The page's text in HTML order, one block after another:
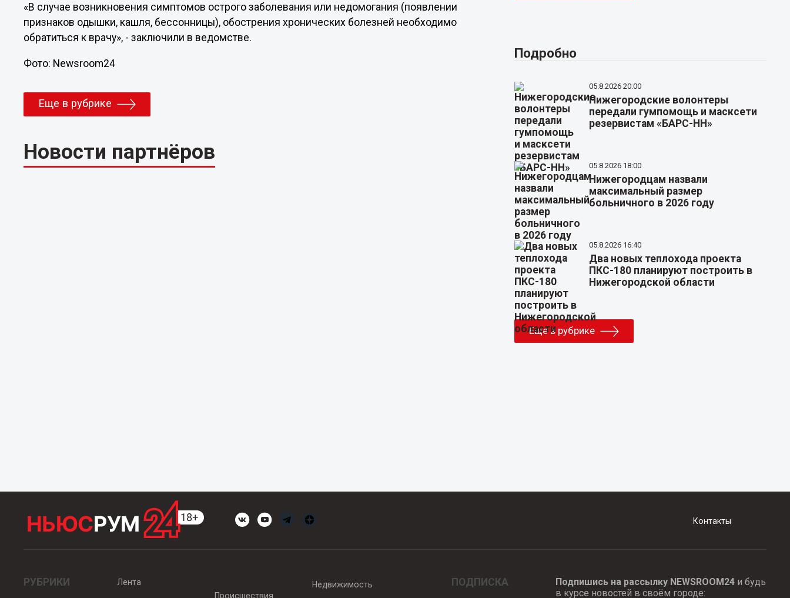
«В случае возникновения симптомов острого заболевания или недомогания (появлении
признаков одышки, кашля, бессонницы), обострения хронических болезней необходимо
обратиться к врачу», - заключили в ведомстве.
Фото: Newsroom24
Еще в рубрике
Новости партнёров
Подробно
05.8.2026 20:00
Нижегородские волонтеры
передали гумпомощь и масксети
резервистам «БАРС-НН»
05.8.2026 18:00
Нижегородцам назвали
максимальный размер
больничного в 2026 году
05.8.2026 16:40
Два новых теплохода проекта
ПКС-180 планируют построить в
Нижегородской области
Еще в рубрике
Контакты
РУБРИКИ
Лента
Происшествия
Недвижимость ПОДПИСКА Подпишись на рассылку NEWSROOM24и будь
в курсе новостей в своём городе: